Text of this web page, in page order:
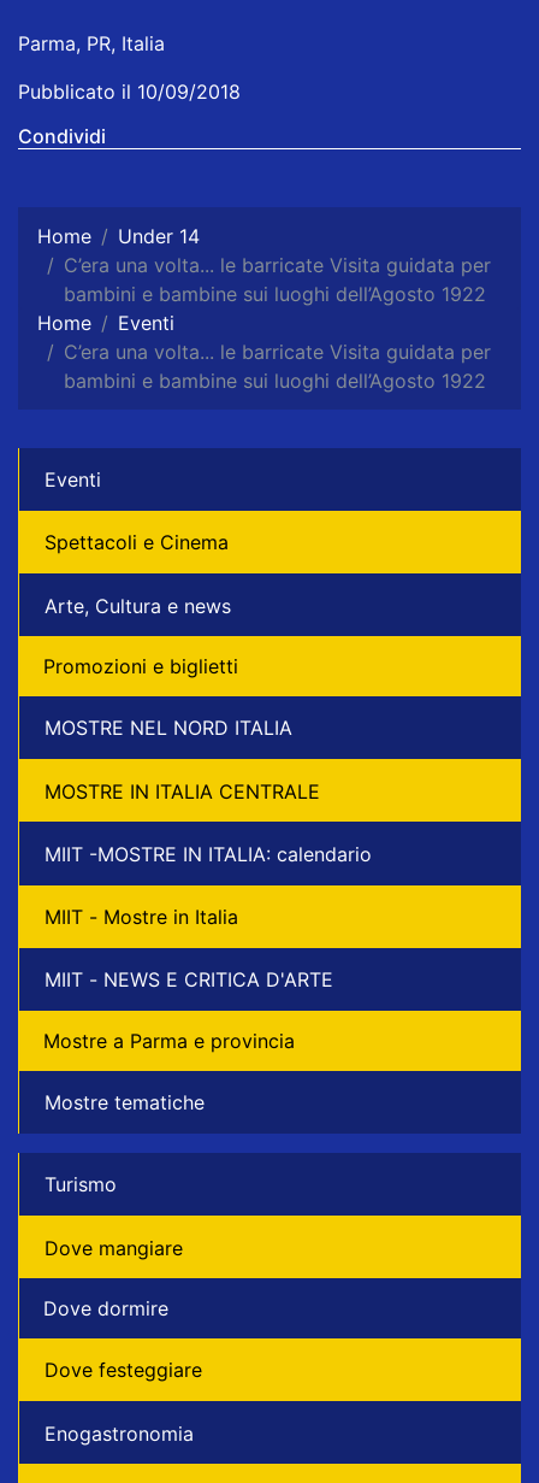
Parma, PR, Italia
Pubblicato il 10/09/2018
Condividi
Home
Under 14
C’era una volta... le barricate Visita guidata per
bambini e bambine sui luoghi dell’Agosto 1922
Home
Eventi
C’era una volta... le barricate Visita guidata per
bambini e bambine sui luoghi dell’Agosto 1922
Eventi
Spettacoli e Cinema
Arte, Cultura e news
Promozioni e biglietti
MOSTRE NEL NORD ITALIA
MOSTRE IN ITALIA CENTRALE
MIIT -MOSTRE IN ITALIA: calendario
MIIT - Mostre in Italia
MIIT - NEWS E CRITICA D'ARTE
Mostre a Parma e provincia
Mostre tematiche
Turismo
Dove mangiare
Dove dormire
Dove festeggiare
Enogastronomia